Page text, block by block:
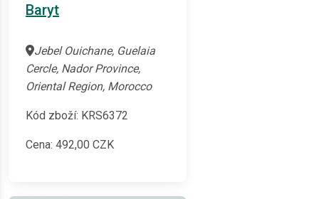
Baryt
Jebel Ouichane, Guelaia
Cercle, Nador Province,
Oriental Region, Morocco
Kód zboží: KRS6372
Cena: 492,00 CZK